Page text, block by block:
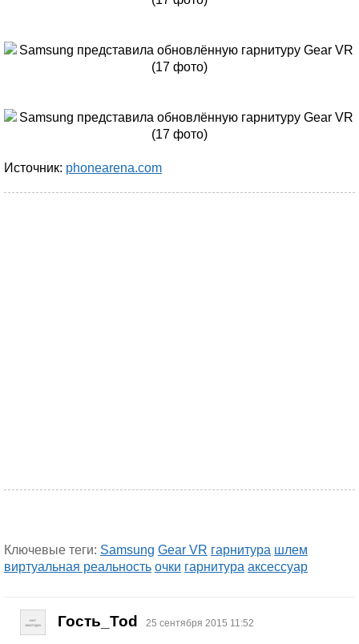
Источник: phonearena.com
Ключевые теги: Samsung Gear VR гарнитура шлем
виртуальная реальность очки гарнитура аксессуар
Гость_Tod 25 сентября 2015 11:52